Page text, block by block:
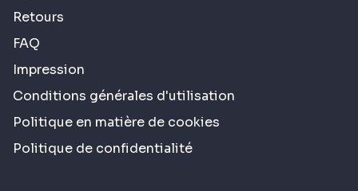
Retours
FAQ
Impression
Conditions générales d'utilisation
Politique en matière de cookies
Politique de confidentialité